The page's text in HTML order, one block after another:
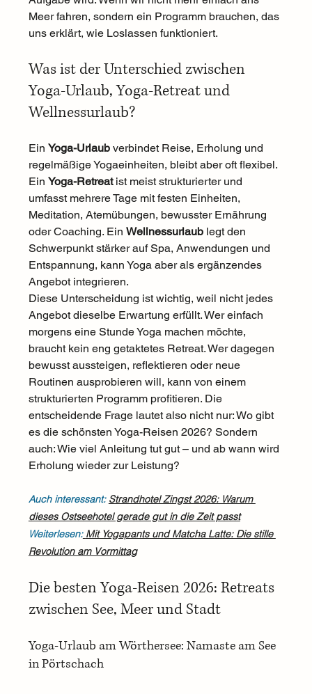
Meer fahren, sondern ein Programm brauchen, das
uns erklärt, wie Loslassen funktioniert.
Was ist der Unterschied zwischen
Yoga-Urlaub, Yoga-Retreat und
Wellnessurlaub?
Ein Yoga-Urlaub verbindet Reise, Erholung und
regelmäßige Yogaeinheiten, bleibt aber oft flexibel.
Ein Yoga-Retreat ist meist strukturierter und
umfasst mehrere Tage mit festen Einheiten,
Meditation, Atemübungen, bewusster Ernährung
oder Coaching. Ein Wellnessurlaub legt den
Schwerpunkt stärker auf Spa, Anwendungen und
Entspannung, kann Yoga aber als ergänzendes
Angebot integrieren.
Diese Unterscheidung ist wichtig, weil nicht jedes
Angebot dieselbe Erwartung erfüllt. Wer einfach
morgens eine Stunde Yoga machen möchte,
braucht kein eng getaktetes Retreat. Wer dagegen
bewusst aussteigen, reflektieren oder neue
Routinen ausprobieren will, kann von einem
strukturierten Programm profitieren. Die
entscheidende Frage lautet also nicht nur: Wo gibt
es die schönsten Yoga-Reisen 2026? Sondern
auch: Wie viel Anleitung tut gut – und ab wann wird
Erholung wieder zur Leistung?
Auch interessant: Strandhotel Zingst 2026: Warum
dieses Ostseehotel gerade gut in die Zeit passt
Weiterlesen: Mit Yogapants und Matcha Latte: Die stille
Revolution am Vormittag
Die besten Yoga-Reisen 2026: Retreats
zwischen See, Meer und Stadt
Yoga-Urlaub am Wörthersee: Namaste am See
in Pörtschach